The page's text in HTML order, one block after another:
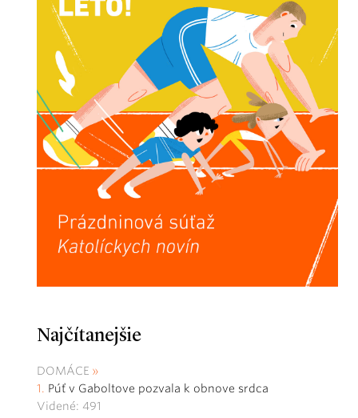
Najčítanejšie
DOMÁCE
Púť v Gaboltove pozvala k obnove srdca
Videné: 491